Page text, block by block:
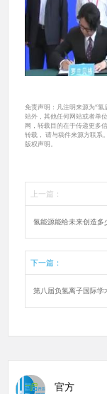
免责声明：凡注明来源为“
站外，其他任何网站或者单
网，转载目的在于传递更多
转载， 请与稿件来源方联系
版权声明。
上一篇：
氢能源能给未来创造多
下一篇：
第八届负氢离子国际学
官方